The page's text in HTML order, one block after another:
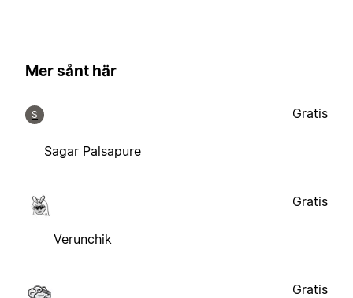
Mer sånt här
S
Sagar Palsapure
Gratis
Verunchik
Gratis
Gratis